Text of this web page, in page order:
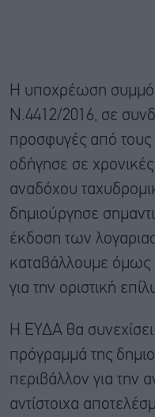
Η υποχρέωση
Ν.4412/2016, σε
προσφυγές από τους
οδήγησε σε
αναδόχου
δημιούργησε
έκδοση των
καταβάλλουμε όμως
για την οριστική
Η ΕΥΔΑ θα συνεχίσει
πρόγραμμά της
περιβάλλον για την
αντίστοιχα